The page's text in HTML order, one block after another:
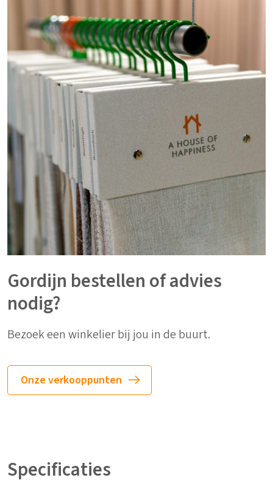
Gordijn bestellen of advies
nodig?
Bezoek een winkelier bij jou in de buurt.
Onze verkooppunten
Specificaties